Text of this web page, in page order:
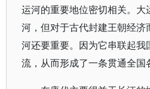
运河的重要地位密切相关。大
河，但对于古代封建王朝经
河还要重要。因为它串联起我
流，从而形成了一条贯通全国